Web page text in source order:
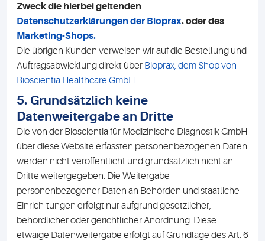
Zweck die hierbei geltenden
Datenschutzerklärungen der Bioprax. oder des
Marketing-Shops.
Die übrigen Kunden verweisen wir auf die Bestellung und
Auftragsabwicklung direkt über Bioprax, dem Shop von
Bioscientia Healthcare GmbH.
5. Grundsätzlich keine
Datenweitergabe an Dritte
Die von der Bioscientia für Medizinische Diagnostik GmbH
über diese Website erfassten personenbezogenen Daten
werden nicht veröffentlicht und grundsätzlich nicht an
Dritte weitergegeben. Die Weitergabe
personenbezogener Daten an Behörden und staatliche
Einrich-tungen erfolgt nur aufgrund gesetzlicher,
behördlicher oder gerichtlicher Anordnung. Diese
etwaige Datenweitergabe erfolgt auf Grundlage des Art. 6